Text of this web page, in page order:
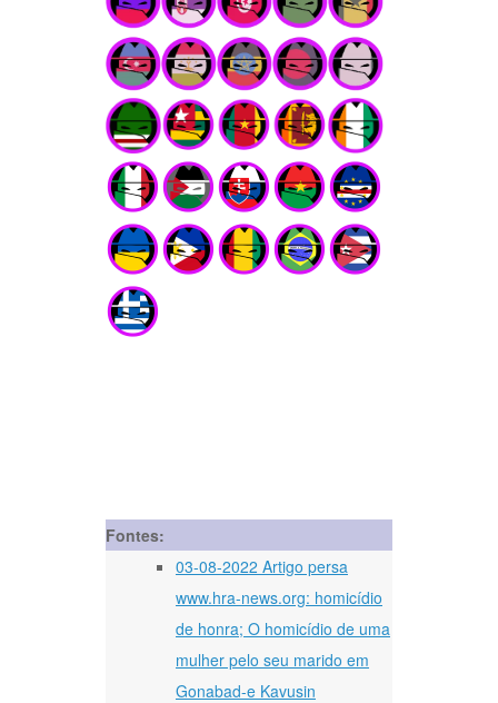
Fontes:
03-08-2022 Artigo persa
www.hra-news.org: homicídio
de honra; O homicídio de uma
mulher pelo seu marido em
Gonabad-e Kavusin